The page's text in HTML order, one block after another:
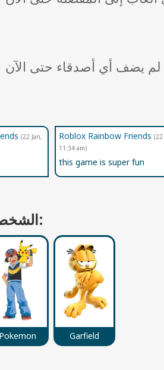
(22 Jan,
Roblox Rainbow Friends (22
11:34 am)
this game is super fun
الشخصيات المفضلة:
Pokemon Garfield